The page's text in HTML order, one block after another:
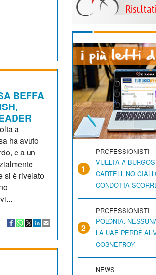
BEFFA
a
ha avuto
e a un
si è rivelato
1
PROFESSIONISTI
VUELTA A
CARTELLINO
CONDOTTA
2
PROFESSIONISTI
POLONIA.
LA UAE PERDE
COSNEFROY
NEWS